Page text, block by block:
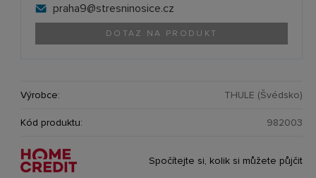
praha9@stresninosice.cz
DOTAZ NA PRODUKT
Výrobce: THULE (Švédsko)
Kód produktu: 982003
Spočítejte si, kolik si můžete půjčit